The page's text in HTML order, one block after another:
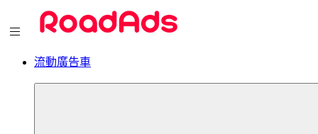
流動廣告車